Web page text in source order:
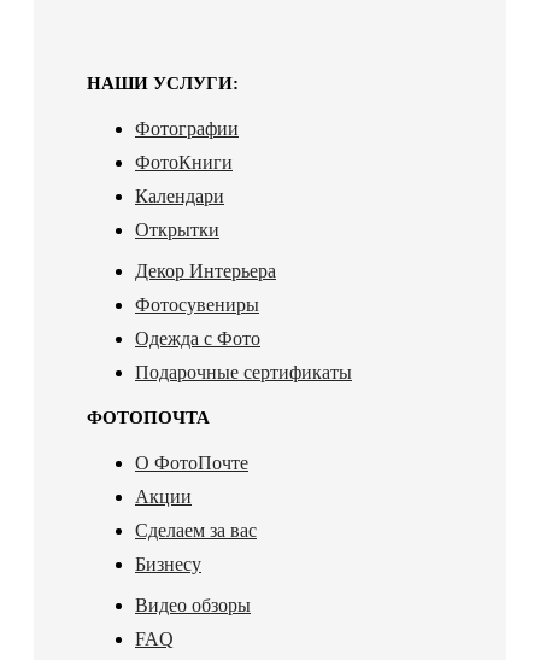
НАШИ УСЛУГИ:
Фотографии
ФотоКниги
Календари
Открытки
Декор Интерьера
Фотосувениры
Одежда с Фото
Подарочные сертификаты
ФОТОПОЧТА
О ФотоПочте
Акции
Сделаем за вас
Бизнесу
Видео обзоры
FAQ